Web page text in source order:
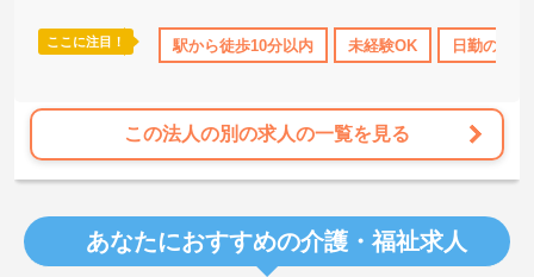
ここに注目！ 駅から徒歩10分以内 未経験OK 日勤のみ
この法人の別の求人の一覧を見る
あなたにおすすめの介護・福祉求人